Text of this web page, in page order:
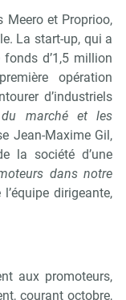
Meero et Proprioo,
La start-up, qui a
d’1,5 million
opération
d’industriels
du marché et les
Jean-Maxime Gil,
la société d’une
dans notre
l’équipe dirigeante,
aux promoteurs,
courant octobre,